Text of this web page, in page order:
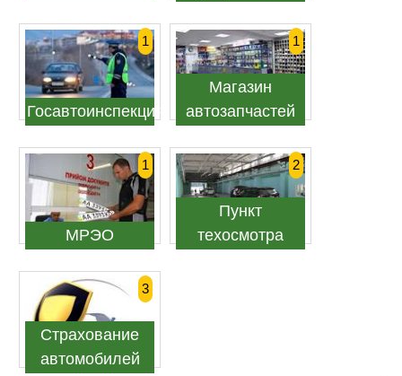
Госавтоинспекция
1
Магазин
автозапчастей
1
МРЭО
1
Пункт
техосмотра
2
Страхование
автомобилей
3